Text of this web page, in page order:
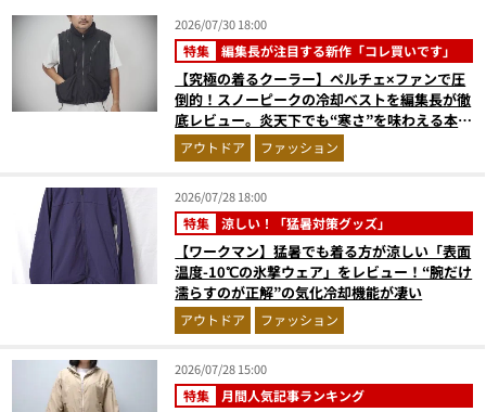
2026/07/30 18:00
特集 編集長が注目する新作「コレ買いです」
【究極の着るクーラー】ペルチェ×ファンで圧
倒的！スノーピークの冷却ベストを編集長が徹
底レビュー。炎天下でも“寒さ”を味わえる本気
のギア『コレ買いです』Vol.172
アウトドア ファッション
2026/07/28 18:00
特集 涼しい！「猛暑対策グッズ」
【ワークマン】猛暑でも着る方が涼しい「表面
温度-10℃の氷撃ウェア」をレビュー！“腕だけ
濡らすのが正解”の気化冷却機能が凄い
アウトドア ファッション
2026/07/28 15:00
特集 月間人気記事ランキング